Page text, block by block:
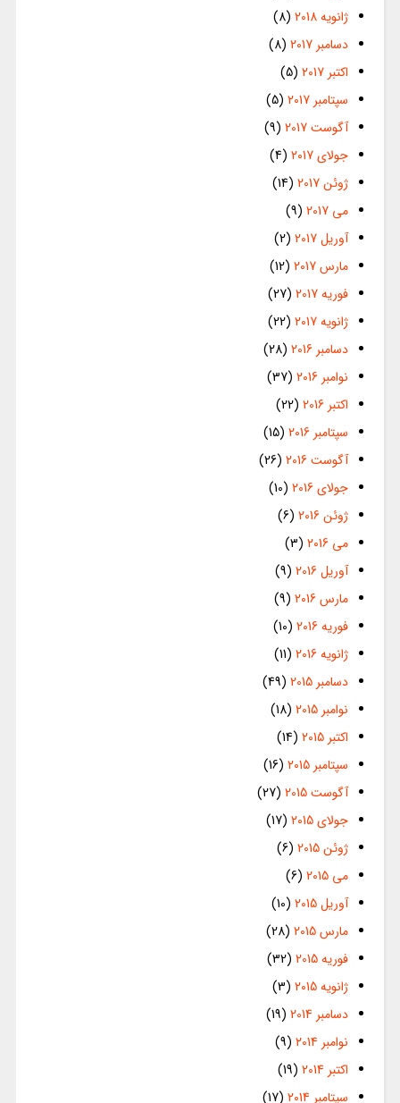
ژانویه 2018
(8)
دسامبر 2017
(8)
اکتبر 2017
(5)
سپتامبر 2017
(5)
آگوست 2017
(9)
جولای 2017
(4)
ژوئن 2017
(14)
می 2017
(9)
آوریل 2017
(2)
مارس 2017
(12)
فوریه 2017
(27)
ژانویه 2017
(22)
دسامبر 2016
(28)
نوامبر 2016
(37)
اکتبر 2016
(22)
سپتامبر 2016
(15)
آگوست 2016
(26)
جولای 2016
(10)
ژوئن 2016
(6)
می 2016
(3)
آوریل 2016
(9)
مارس 2016
(9)
فوریه 2016
(10)
ژانویه 2016
(11)
دسامبر 2015
(49)
نوامبر 2015
(18)
اکتبر 2015
(14)
سپتامبر 2015
(16)
آگوست 2015
(27)
جولای 2015
(17)
ژوئن 2015
(6)
می 2015
(6)
آوریل 2015
(10)
مارس 2015
(28)
فوریه 2015
(32)
ژانویه 2015
(3)
دسامبر 2014
(19)
نوامبر 2014
(9)
اکتبر 2014
(19)
سپتامبر 2014
(17)